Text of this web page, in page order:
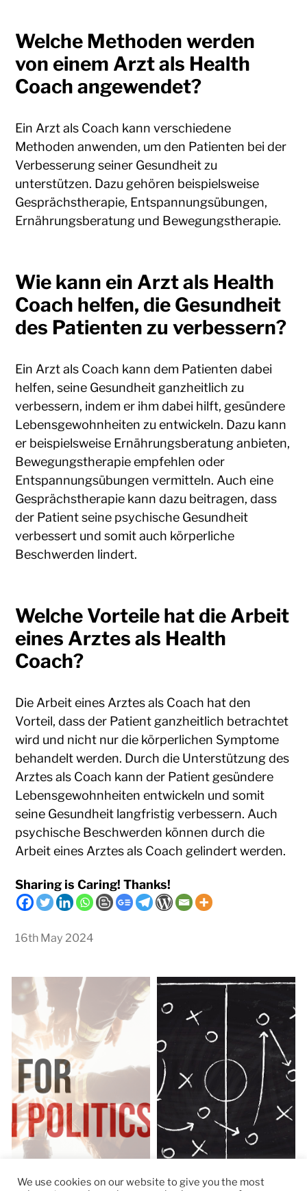
Welche Methoden werden
von einem Arzt als Health
Coach angewendet?
Ein Arzt als Coach kann verschiedene
Methoden anwenden, um den Patienten bei der
Verbesserung seiner Gesundheit zu
unterstützen. Dazu gehören beispielsweise
Gesprächstherapie, Entspannungsübungen,
Ernährungsberatung und Bewegungstherapie.
Wie kann ein Arzt als Health
Coach helfen, die Gesundheit
des Patienten zu verbessern?
Ein Arzt als Coach kann dem Patienten dabei
helfen, seine Gesundheit ganzheitlich zu
verbessern, indem er ihm dabei hilft, gesündere
Lebensgewohnheiten zu entwickeln. Dazu kann
er beispielsweise Ernährungsberatung anbieten,
Bewegungstherapie empfehlen oder
Entspannungsübungen vermitteln. Auch eine
Gesprächstherapie kann dazu beitragen, dass
der Patient seine psychische Gesundheit
verbessert und somit auch körperliche
Beschwerden lindert.
Welche Vorteile hat die Arbeit
eines Arztes als Health
Coach?
Die Arbeit eines Arztes als Coach hat den
Vorteil, dass der Patient ganzheitlich betrachtet
wird und nicht nur die körperlichen Symptome
behandelt werden. Durch die Unterstützung des
Arztes als Coach kann der Patient gesündere
Lebensgewohnheiten entwickeln und somit
seine Gesundheit langfristig verbessern. Auch
psychische Beschwerden können durch die
Arbeit eines Arztes als Coach gelindert werden.
Sharing is Caring! Thanks!
16th May 2024
We use cookies on our website to give you the most